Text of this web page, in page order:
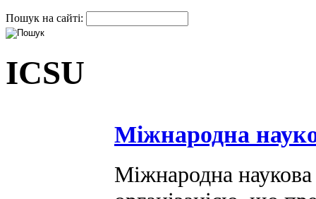
Пошук на сайті:
ICSU
Міжнародна
Міжнародна